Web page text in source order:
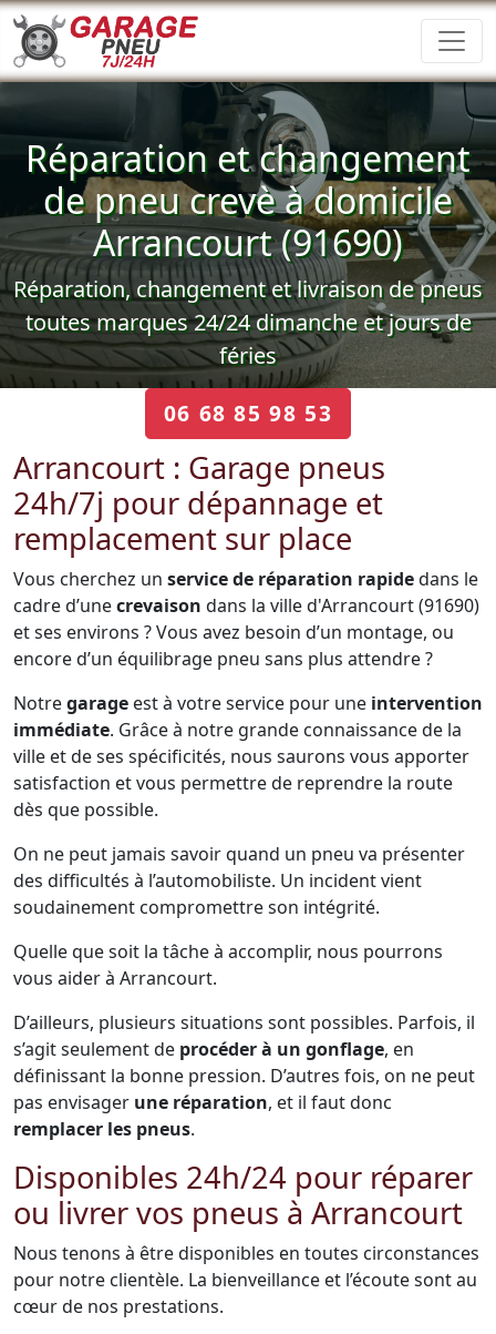
Réparation et changement
de pneu crevè à domicile
Arrancourt (91690)
Réparation, changement et livraison de pneus
toutes marques 24/24 dimanche et jours de
féries
06 68 85 98 53
Arrancourt : Garage pneus
24h/7j pour dépannage et
remplacement sur place
Vous cherchez un service de réparation rapidedans le
cadre d’unecrevaison dans la ville d'Arrancourt (91690)
et ses environs ? Vous avez besoin d’un montage, ou
encore d’un équilibrage pneu sans plus attendre ?
Notregarage est à votre service pour une intervention
immédiate. Grâce à notre grande connaissance de la
ville et de ses spécificités, nous saurons vous apporter
satisfaction et vous permettre de reprendre la route
dès que possible.
On ne peut jamais savoir quand un pneu va présenter
des difficultés à l’automobiliste. Un incident vient
soudainement compromettre son intégrité.
Quelle que soit la tâche à accomplir, nous pourrons
vous aider à Arrancourt.
D’ailleurs, plusieurs situations sont possibles. Parfois, il
s’agit seulement de procéder à un gonflage, en
définissant la bonne pression. D’autres fois, on ne peut
pas envisager une réparation, et il faut donc
remplacer les pneus.
Disponibles 24h/24 pour réparer
ou livrer vos pneus à Arrancourt
Nous tenons à être disponibles en toutes circonstances
pour notre clientèle. La bienveillance et l’écoute sont au
cœur de nos prestations.